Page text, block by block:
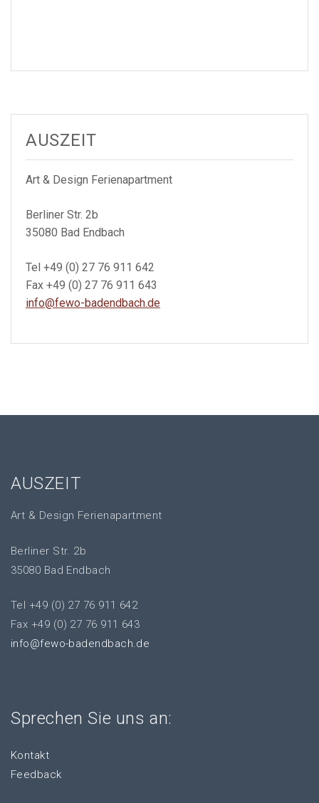
AUSZEIT
Art & Design Ferienapartment
Berliner Str. 2b
35080 Bad Endbach
Tel +49 (0) 27 76 911 642
Fax +49 (0) 27 76 911 643
info@fewo-badendbach.de
AUSZEIT
Art & Design Ferienapartment
Berliner Str. 2b
35080 Bad Endbach
Tel +49 (0) 27 76 911 642
Fax +49 (0) 27 76 911 643
info@fewo-badendbach.de
Sprechen Sie uns an:
Kontakt
Feedback